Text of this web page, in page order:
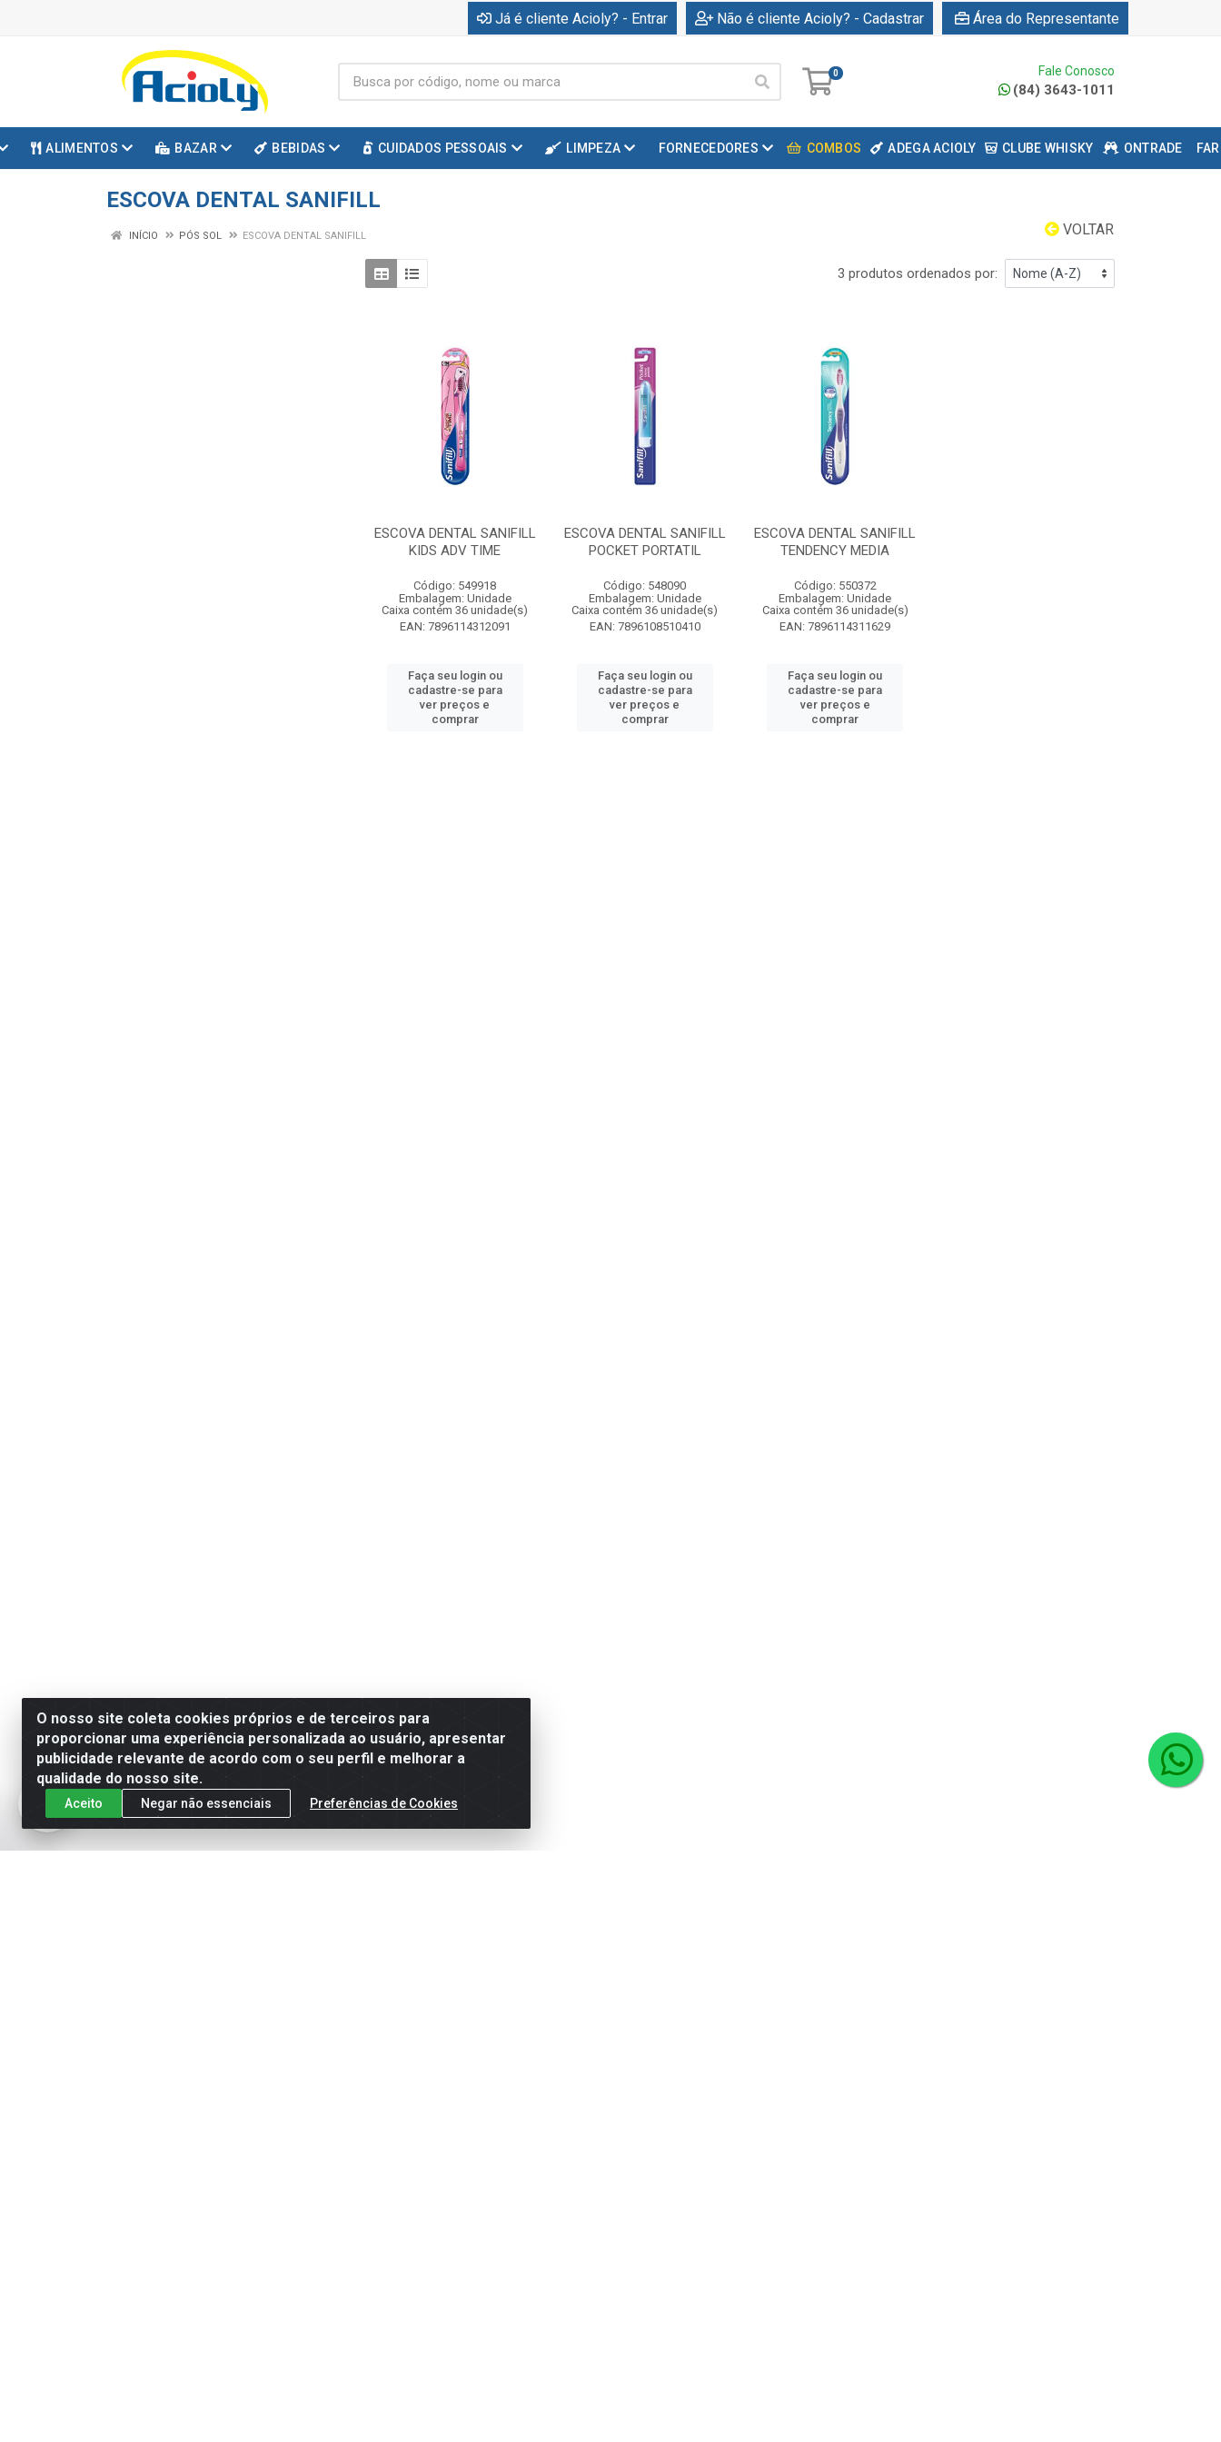
Já é cliente Acioly? - Entrar Não é cliente Acioly? - Cadastrar Área do Representante
0 Fale Conosco
(84) 3643-1011
ALIMENTOS BAZAR BEBIDAS CUIDADOS PESSOAIS LIMPEZA FORNECEDORES COMBOS ADEGA ACIOLY CLUBE WHISKY ONTRADE
ESCOVA DENTAL SANIFILL
VOLTAR
INÍCIO PÓS SOL ESCOVA DENTAL SANIFILL
3 produtos ordenados por:
ESCOVA DENTAL SANIFILL
KIDS ADV TIME
Código: 549918
Embalagem: Unidade
Caixa contém 36 unidade(s)
EAN: 7896114312091
Faça seu login ou
cadastre-se para
ver preços e
comprar
ESCOVA DENTAL SANIFILL
POCKET PORTATIL
Código: 548090
Embalagem: Unidade
Caixa contém 36 unidade(s)
EAN: 7896108510410
Faça seu login ou
cadastre-se para
ver preços e
comprar
ESCOVA DENTAL SANIFILL
TENDENCY MEDIA
Código: 550372
Embalagem: Unidade
Caixa contém 36 unidade(s)
EAN: 7896114311629
Faça seu login ou
cadastre-se para
ver preços e
comprar
O nosso site coleta cookies próprios e de terceiros para
proporcionar uma experiência personalizada ao usuário, apresentar
publicidade relevante de acordo com o seu perfil e melhorar a
qualidade do nosso site.
Aceito Negar não essenciais Preferências de Cookies